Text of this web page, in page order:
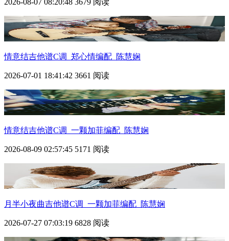
情意结吉他谱C调_郑心情编配_陈慧娴
2026-07-01 18:41:42 3661 阅读
情意结吉他谱C调_一颗加菲编配_陈慧娴
2026-08-09 02:57:45 5171 阅读
月半小夜曲吉他谱C调_一颗加菲编配_陈慧娴
2026-07-27 07:03:19 6828 阅读